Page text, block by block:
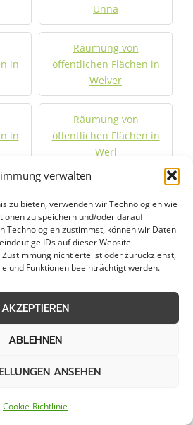
verwalten
zu bieten, verwenden wir Technologien wie
zu speichern und/oder darauf
Technologien zustimmst, können wir Daten
IDs auf dieser Website
nicht erteilst oder zurückziehst,
und Funktionen beeinträchtigt werden.
AKZEPTIEREN
ABLEHNEN
ANSEHEN
Cookie-Richtlinie
Unna
in
Räumung von
öffentlichen Flächen in
Welver
in
Räumung von
öffentlichen Flächen in
Werl
in
öffentlichen Flächen in
Winterberg
stellen